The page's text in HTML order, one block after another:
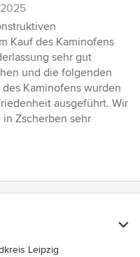
Kauf des Kaminofens
sehr gut
und die folgenden
Kaminofens wurden
ausgeführt. Wir
Zscherben sehr
Leipzig